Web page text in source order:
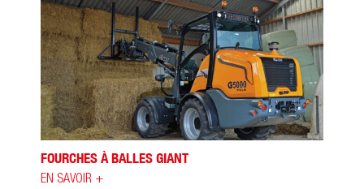
FOURCHES À BALLES GIANT
EN SAVOIR +